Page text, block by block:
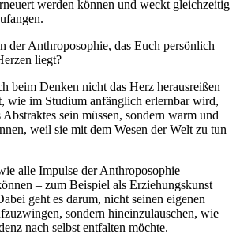
werden können und weckt gleichzeitig
der Anthroposophie, das Euch persönlich
liegt?
beim Denken nicht das Herz herausreißen
wie im Studium anfänglich erlernbar wird,
sein müssen, sondern warm und
weil sie mit dem Wesen der Welt zu tun
alle Impulse der Anthroposophie
– zum Beispiel als Erziehungskunst
geht es darum, nicht seinen eigenen
sondern hineinzulauschen, wie
nach selbst entfalten möchte.